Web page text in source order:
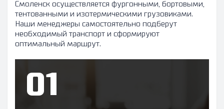
Смоленск осуществляется фургонными, бортовыми,
тентованными и изотермическими грузовиками.
Наши менеджеры самостоятельно подберут
необходимый транспорт и сформируют
оптимальный маршрут.